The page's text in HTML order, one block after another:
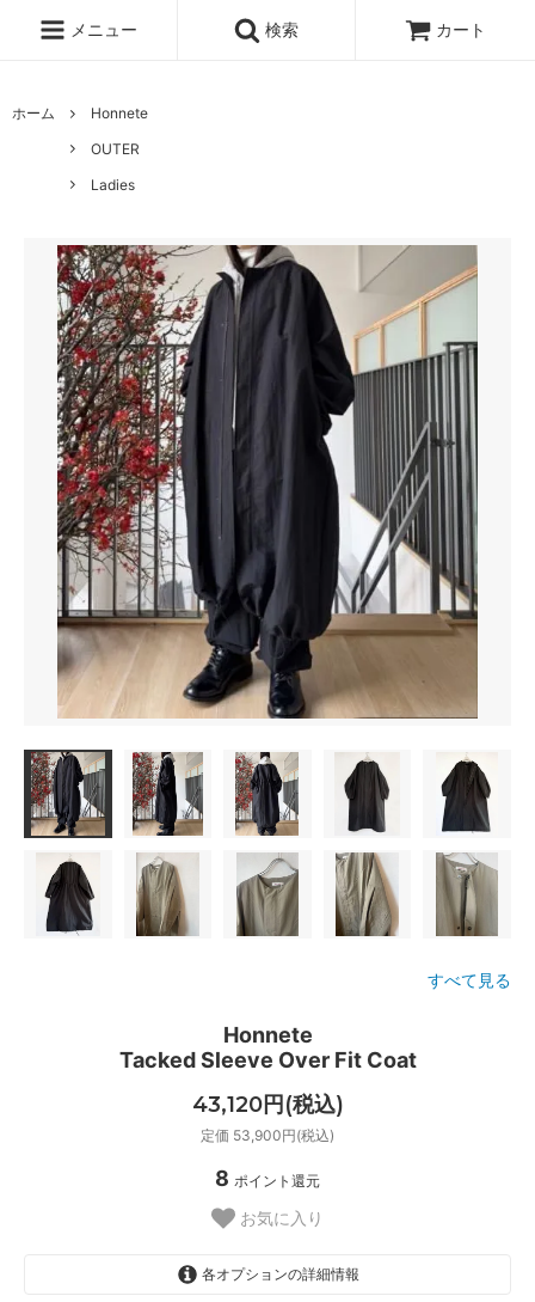
メニュー 検索 カート
ホーム
Honnete
OUTER
Ladies
すべて見る
Honnete
Tacked Sleeve Over Fit Coat
43,120円(税込)
定価 53,900円(税込)
8 ポイント還元
お気に入り
各オプションの詳細情報